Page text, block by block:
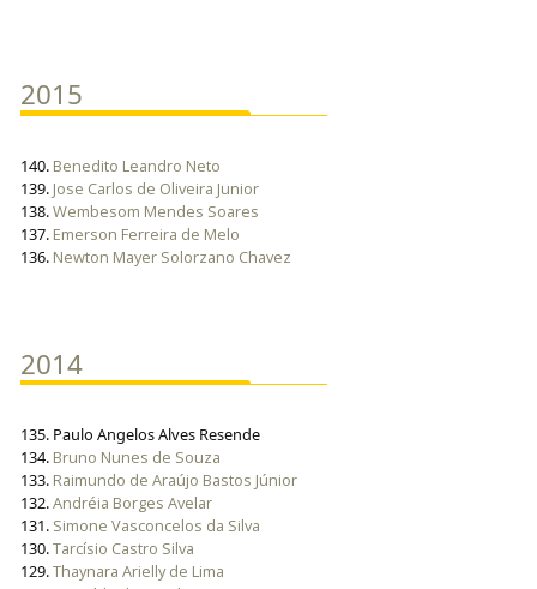
2015
140. Benedito Leandro Neto
139. Jose Carlos de Oliveira Junior
138.Wembesom Mendes Soares
137. Emerson Ferreira de Melo
136. Newton Mayer Solorzano Chavez
2014
135. Paulo Angelos Alves Resende
134. Bruno Nunes de Souza
133. Raimundo de Araújo Bastos Júnior
132.Andréia Borges Avelar
131. Simone Vasconcelos da Silva
130.Tarcísio Castro Silva
129.Thaynara Arielly de Lima